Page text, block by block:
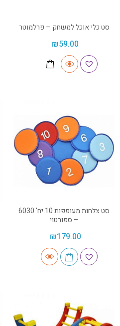
סט כלי אוכל למשחק – פרלמוטר
₪59.00
סט צלחות מעופפות 10 יח' 6030
– ספורטוי
₪179.00